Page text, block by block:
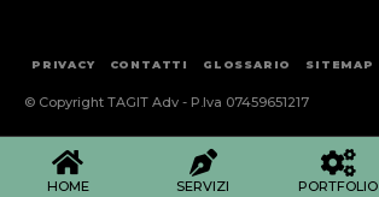
© Copyright TAGIT Adv - P.Iva 07459651217
PRIVACY CONTATTI GLOSSARIO SITEMAP
HOME SERVIZI PORTFOLIO